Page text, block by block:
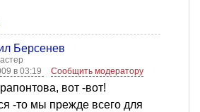
Берсенев
в 03:19
Сообщить модератору
вот -вот!
-то мы прежде всего для